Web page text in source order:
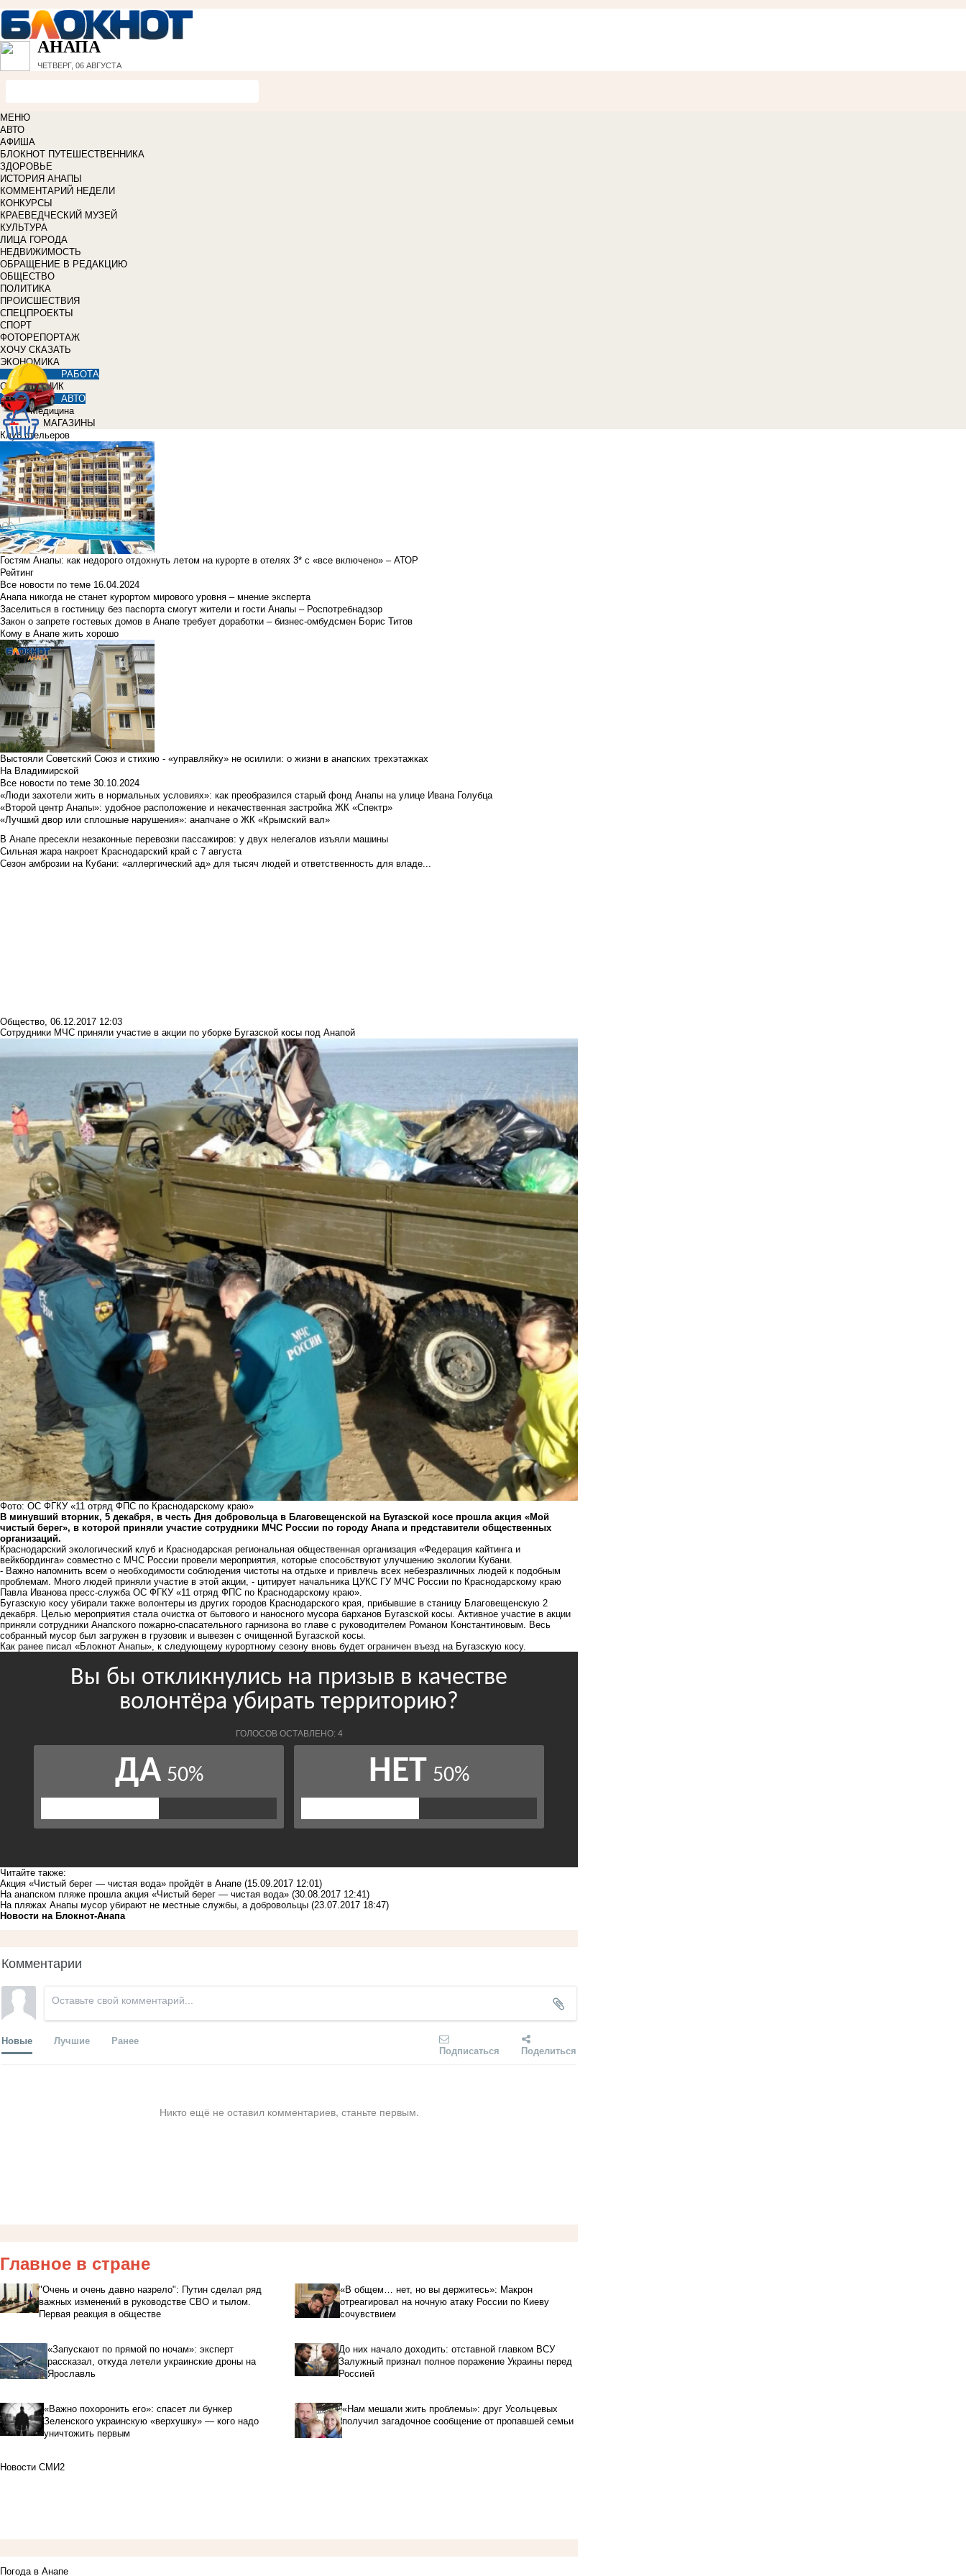
АНАПА
ЧЕТВЕРГ, 06 АВГУСТА
МЕНЮ
АВТО
АФИША
БЛОКНОТ ПУТЕШЕСТВЕННИКА
ЗДОРОВЬЕ
ИСТОРИЯ АНАПЫ
КОММЕНТАРИЙ НЕДЕЛИ
КОНКУРСЫ
КРАЕВЕДЧЕСКИЙ МУЗЕЙ
КУЛЬТУРА
ЛИЦА ГОРОДА
НЕДВИЖИМОСТЬ
ОБРАЩЕНИЕ В РЕДАКЦИЮ
ОБЩЕСТВО
ПОЛИТИКА
ПРОИСШЕСТВИЯ
СПЕЦПРОЕКТЫ
СПОРТ
ФОТОРЕПОРТАЖ
ХОЧУ СКАЗАТЬ
ЭКОНОМИКА
РАБОТА
СПРАВОЧНИК
АВТО
Медицина
МАГАЗИНЫ
Клуб отельеров
Гостям Анапы: как недорого отдохнуть летом на курорте в отелях 3* с «все включено» – АТОР
Рейтинг
Все новости по теме 16.04.2024
Анапа никогда не станет курортом мирового уровня – мнение эксперта
Заселиться в гостиницу без паспорта смогут жители и гости Анапы – Роспотребнадзор
Закон о запрете гостевых домов в Анапе требует доработки – бизнес-омбудсмен Борис Титов
Кому в Анапе жить хорошо
Выстояли Советский Союз и стихию - «управляйку» не осилили: о жизни в анапских трехэтажках
На Владимирской
Все новости по теме 30.10.2024
«Люди захотели жить в нормальных условиях»: как преобразился старый фонд Анапы на улице Ивана Голубца
«Второй центр Анапы»: удобное расположение и некачественная застройка ЖК «Спектр»
«Лучший двор или сплошные нарушения»: анапчане о ЖК «Крымский вал»
В Анапе пресекли незаконные перевозки пассажиров: у двух нелегалов изъяли машины
Сильная жара накроет Краснодарский край с 7 августа
Сезон амброзии на Кубани: «аллергический ад» для тысяч людей и ответственность для владе...
Общество, 06.12.2017 12:03
Сотрудники МЧС приняли участие в акции по уборке Бугазской косы под Анапой
Фото: ОС ФГКУ «11 отряд ФПС по Краснодарскому краю»
В минувший вторник, 5 декабря, в честь Дня добровольца в Благовещенской на Бугазской косе прошла акция «Мой
чистый берег», в которой приняли участие сотрудники МЧС России по городу Анапа и представители общественных
организаций.
Краснодарский экологический клуб и Краснодарская региональная общественная организация «Федерация кайтинга и
вейкбординга» совместно с МЧС России провели мероприятия, которые способствуют улучшению экологии Кубани.
- Важно напомнить всем о необходимости соблюдения чистоты на отдыхе и привлечь всех небезразличных людей к подобным
проблемам. Много людей приняли участие в этой акции, - цитирует начальника ЦУКС ГУ МЧС России по Краснодарскому краю
Павла Иванова пресс-служба ОС ФГКУ «11 отряд ФПС по Краснодарскому краю».
Бугазскую косу убирали также волонтеры из других городов Краснодарского края, прибывшие в станицу Благовещенскую 2
декабря. Целью мероприятия стала очистка от бытового и наносного мусора барханов Бугазской косы. Активное участие в акции
приняли сотрудники Анапского пожарно-спасательного гарнизона во главе с руководителем Романом Константиновым. Весь
собранный мусор был загружен в грузовик и вывезен с очищенной Бугазской косы.
Как ранее писал «Блокнот Анапы», к следующему курортному сезону вновь будет ограничен въезд на Бугазскую косу.
Читайте также:
Акция «Чистый берег — чистая вода» пройдёт в Анапе (15.09.2017 12:01)
На анапском пляже прошла акция «Чистый берег — чистая вода» (30.08.2017 12:41)
На пляжах Анапы мусор убирают не местные службы, а добровольцы (23.07.2017 18:47)
Новости на Блoкнoт-Анапа
Комментарии
Новые Лучшие Ранее
Подписаться Поделиться
Никто ещё не оставил комментариев, станьте первым.
Главное в стране
"Очень и очень давно назрело": Путин сделал ряд
важных изменений в руководстве СВО и тылом.
Первая реакция в обществе
«В общем… нет, но вы держитесь»: Макрон
отреагировал на ночную атаку России по Киеву
сочувствием
«Запускают по прямой по ночам»: эксперт
рассказал, откуда летели украинские дроны на
Ярославль
До них начало доходить: отставной главком ВСУ
Залужный признал полное поражение Украины перед
Россией
«Важно похоронить его»: спасет ли бункер
Зеленского украинскую «верхушку» — кого надо
уничтожить первым
«Нам мешали жить проблемы»: друг Усольцевых
получил загадочное сообщение от пропавшей семьи
Новости СМИ2
Погода в Анапе